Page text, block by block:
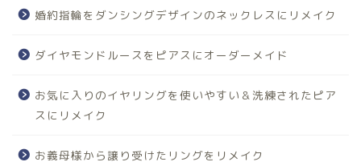
婚約指輪をダンシングデザインのネックレスにリメイク
ダイヤモンドルースをピアスにオーダーメイド
お気に入りのイヤリングを使いやすい＆洗練されたピア
スにリメイク
お義母様から譲り受けたリングをリメイク